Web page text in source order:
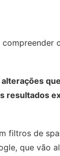
alterações
resultados
filtros de
que vão